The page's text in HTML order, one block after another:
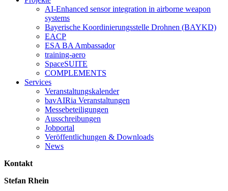
AI-Enhanced sensor integration in airborne weapon
systems
Bayerische Koordinierungsstelle Drohnen (BAYKD)
EACP
ESA BA Ambassador
training-aero
SpaceSUITE
COMPLEMENTS
Services
Veranstaltungskalender
bavAIRia Veranstaltungen
Messebeteiligungen
Ausschreibungen
Jobportal
Veröffentlichungen & Downloads
News
Kontakt
Stefan Rhein